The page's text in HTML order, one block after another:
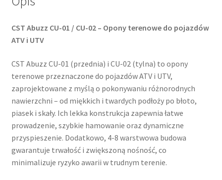
CST Abuzz CU-01 / CU-02 – Opony terenowe do pojazdów
ATV i UTV
CST Abuzz CU-01 (przednia) i CU-02 (tylna) to opony
terenowe przeznaczone do pojazdów ATV i UTV,
zaprojektowane z myślą o pokonywaniu różnorodnych
nawierzchni – od miękkich i twardych podłoży po błoto,
piasek i skały. Ich lekka konstrukcja zapewnia łatwe
prowadzenie, szybkie hamowanie oraz dynamiczne
przyspieszenie. Dodatkowo, 4-8 warstwowa budowa
gwarantuje trwałość i zwiększoną nośność, co
minimalizuje ryzyko awarii w trudnym terenie.